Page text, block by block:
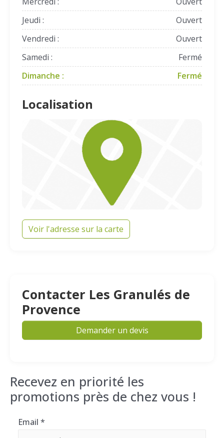
Jeudi :
Ouvert
Vendredi :
Ouvert
Samedi :
Fermé
Dimanche :
Fermé
Localisation
Voir l'adresse sur la carte
Contacter Les Granulés de
Provence
Demander un devis
Recevez en priorité les
promotions près de chez vous !
Email *